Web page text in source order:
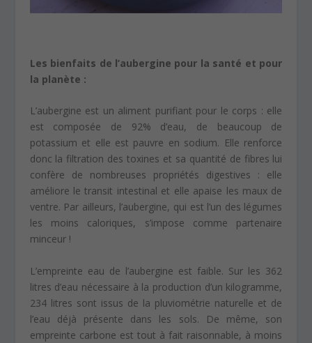
Les bienfaits de l’aubergine pour la santé et pour
la planète :
L’aubergine est un aliment purifiant pour le corps : elle
est composée de 92% d’eau, de beaucoup de
potassium et elle est pauvre en sodium. Elle renforce
donc la filtration des toxines et sa quantité de fibres lui
confère de nombreuses propriétés digestives : elle
améliore le transit intestinal et elle apaise les maux de
ventre. Par ailleurs, l’aubergine, qui est l’un des légumes
les moins caloriques, s’impose comme partenaire
minceur !
L’empreinte eau de l’aubergine est faible. Sur les 362
litres d’eau nécessaire à la production d’un kilogramme,
234 litres sont issus de la pluviométrie naturelle et de
l’eau déjà présente dans les sols. De même, son
empreinte carbone est tout à fait raisonnable, à moins